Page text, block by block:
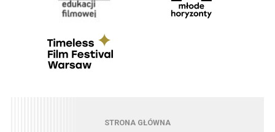
Menu - strona główna
STRONA GŁÓWNA